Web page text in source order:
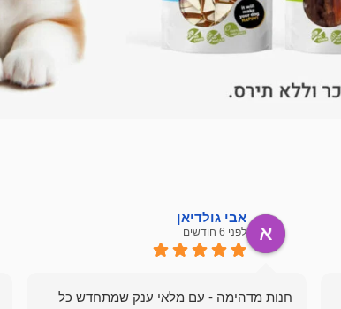
אבי גולדיאן
לפני 6 חודשים
חנות מדהימה - עם מלאי ענק שמתחדש כל